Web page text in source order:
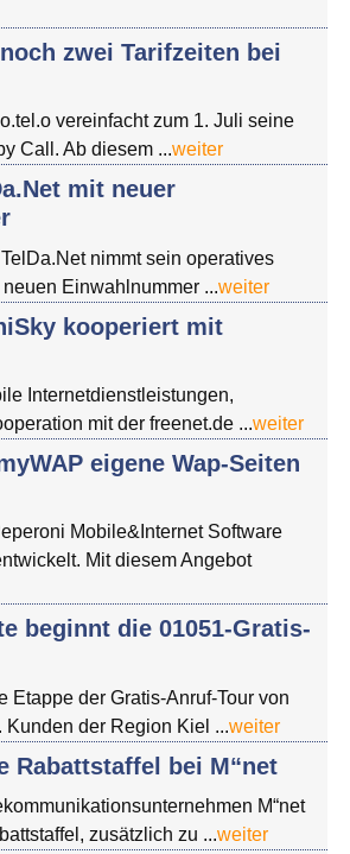
zwei Tarifzeiten bei
vereinfacht zum 1. Juli seine
Call. Ab diesem ...weiter
mit neuer
nimmt sein operatives
Einwahlnummer ...weiter
kooperiert mit
Internetdienstleistungen,
mit der freenet.de ...weiter
eigene Wap-Seiten
Mobile&Internet Software
Mit diesem Angebot
beginnt die 01051-Gratis-
Etappe der Gratis-Anruf-Tour von
Kunden der Region Kiel ...weiter
Rabattstaffel bei M“net
M“net
zusätzlich zu ...weiter